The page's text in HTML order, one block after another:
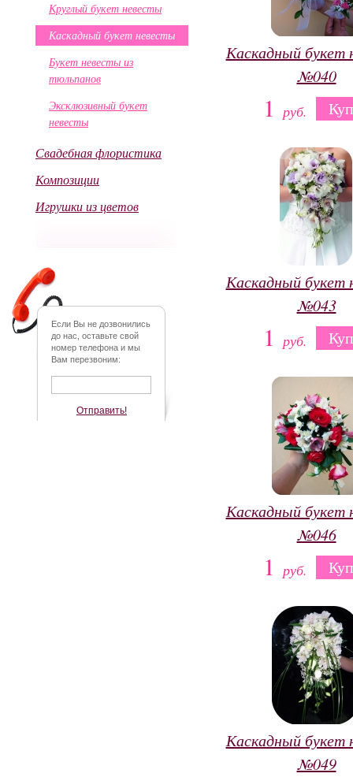
Каскадный букет
№040
1 руб.
Каскадный букет
№043
1 руб.
Каскадный букет
№046
1 руб.
Каскадный букет
№049
Круглый букет невесты
Каскадный букет невесты
Букет невесты из
тюльпанов
Эксклюзивный букет
невесты
Свадебная флористика
Композиции
Игрушки из цветов
Если Вы не дозвонились
до нас, оставьте свой
номер телефона и мы
Вам перезвоним:
Отправить!